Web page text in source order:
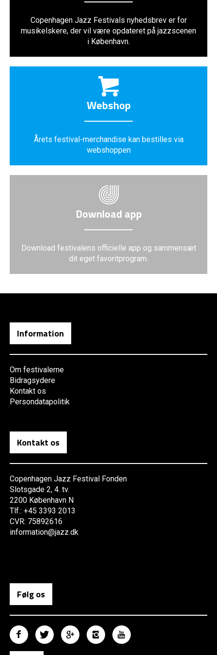
Copenhagen Jazz Festivals nyhedsbrev er for
musikelskere, der vil være opdateret på jazzscenen
i København.
Webshop
Årets festival-merchandise kan bestilles via
webshoppen
Download app
Download festivalens officielle app og sammensæt
dit eget favoritprogram.
Information
Om festivalerne
Bidragsydere
Kontakt os
Persondatapolitik
Kontakt os
Copenhagen Jazz Festival Fonden
Slotsgade 2, 4. tv.
2200 København N
Tlf.: +45 3393 2013
CVR: 75892616
information@jazz.dk
Følg os